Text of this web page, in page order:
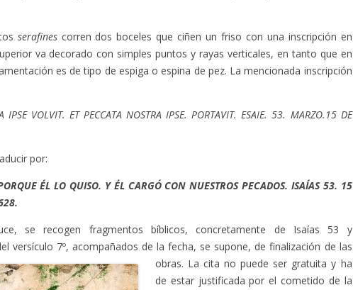
serafinescorren dos boceles que ciñen un friso con una inscripción en
va decorado con simples puntos y rayas verticales, en tanto que en
es de tipo de espiga o espina de pez. La mencionada inscripción
IPSE VOLVIT. ET PECCATA NOSTRA IPSE. PORTAVIT. ESAIE. 53. MARZO.15 DE
por:
ÉL LO QUISO. Y ÉL CARGÓ CON NUESTROS PECADOS. ISAÍAS 53. 15
se recogen fragmentos bíblicos, concretamente de Isaías 53 y
versículo 7º, acompañados de la fecha, se supone, de finalización de las
obras. La cita no puede ser gratuita y ha
de estar justificada por el cometido de la